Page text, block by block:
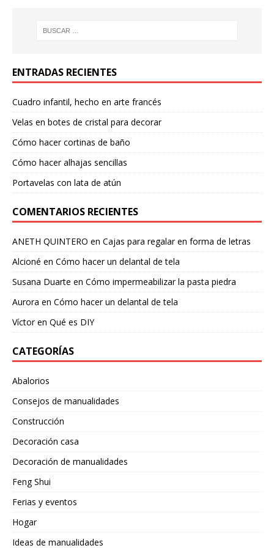
ENTRADAS RECIENTES
Cuadro infantil, hecho en arte francés
Velas en botes de cristal para decorar
Cómo hacer cortinas de baño
Cómo hacer alhajas sencillas
Portavelas con lata de atún
COMENTARIOS RECIENTES
ANETH QUINTERO en Cajas para regalar en forma de letras
Alcioné en Cómo hacer un delantal de tela
Susana Duarte en Cómo impermeabilizar la pasta piedra
Aurora en Cómo hacer un delantal de tela
Víctoren Qué es DIY
CATEGORÍAS
Abalorios
Consejos de manualidades
Construcción
Decoración casa
Decoración de manualidades
Feng Shui
Ferias y eventos
Hogar
Ideas de manualidades